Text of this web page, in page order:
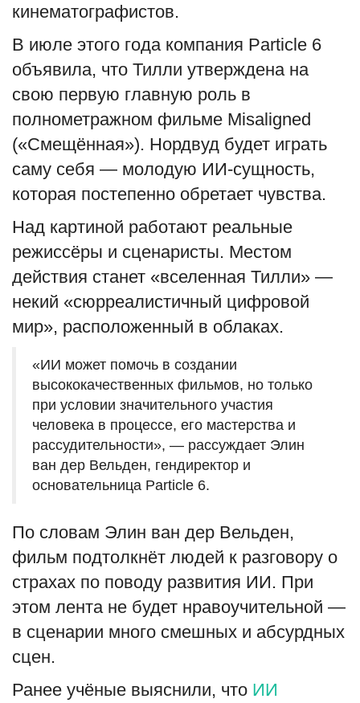
кинематографистов.
В июле этого года компания Particle 6
объявила, что Тилли утверждена на
свою первую главную роль в
полнометражном фильме Misaligned
(«Смещённая»). Нордвуд будет играть
саму себя — молодую ИИ-сущность,
которая постепенно обретает чувства.
Над картиной работают реальные
режиссёры и сценаристы. Местом
действия станет «вселенная Тилли» —
некий «сюрреалистичный цифровой
мир», расположенный в облаках.
«ИИ может помочь в создании
высококачественных фильмов, но только
при условии значительного участия
человека в процессе, его мастерства и
рассудительности», — рассуждает Элин
ван дер Вельден, гендиректор и
основательница Particle 6.
По словам Элин ван дер Вельден,
фильм подтолкнёт людей к разговору о
страхах по поводу развития ИИ. При
этом лента не будет нравоучительной —
в сценарии много смешных и абсурдных
сцен.
Ранее учёные выяснили, что ИИ